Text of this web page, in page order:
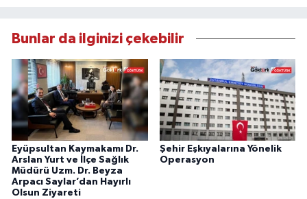
Bunlar da ilginizi çekebilir
Eyüpsultan Kaymakamı Dr.
Arslan Yurt ve İlçe Sağlık
Müdürü Uzm. Dr. Beyza
Arpacı Saylar’dan Hayırlı
Olsun Ziyareti
Şehir Eşkıyalarına Yönelik
Operasyon